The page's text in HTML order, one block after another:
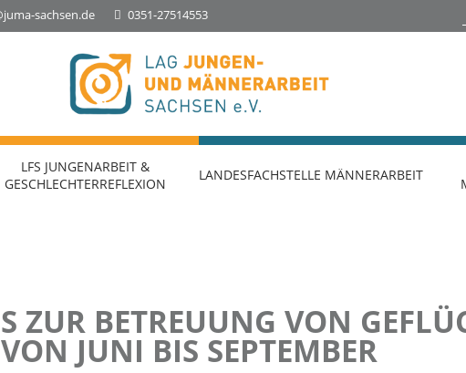
sachsen.de 0351-27514553
Geschlechterreflexion
LFS JUNGENARBEIT &
GESCHLECHTERREFLEXION
LANDESFACHSTELLE MÄNNERARBEIT
ZUR BETREUUNG VON
JUNI BIS SEPTEMBER